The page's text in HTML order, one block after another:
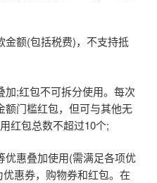
金额(包括税费)，不支持抵
;红包不可拆分使用。每次
额门槛红包，但可与其他无
红包总数不超过10个;
优惠叠加使用(需满足各项优
惠券，购物券和红包。在